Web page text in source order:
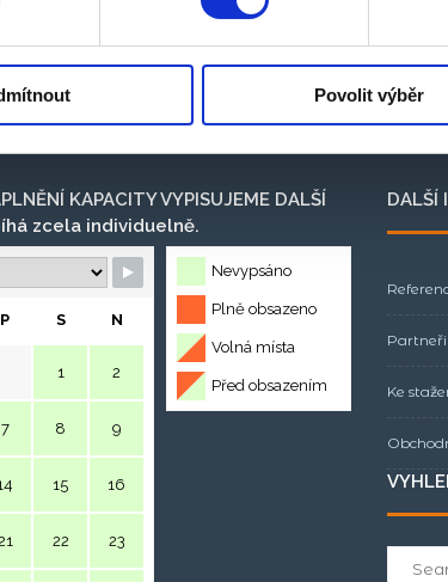
Povolit výběr
KAPACITY VYPISUJEME DALŠÍ
zcela individuelně.
Nevypsáno
Plně obsazeno
Volná místa
Před obsazením
P S N
1 2
7 8 9
15 16
22 23
DALŠÍ
Partneři
Ke